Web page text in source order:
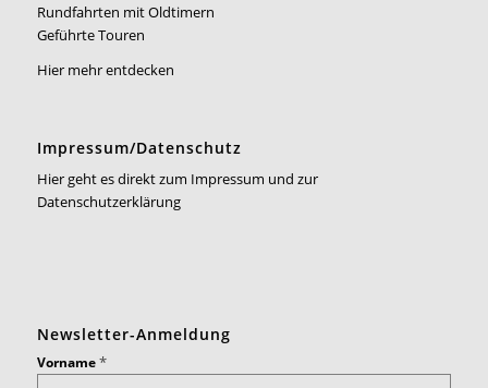
Rundfahrten mit Oldtimern
Geführte Touren
Hier mehr entdecken
Impressum/Datenschutz
Hier geht es direkt zum Impressum und zur
Datenschutzerklärung
Newsletter-Anmeldung
Vorname*